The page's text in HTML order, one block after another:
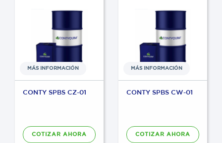
MÁS INFORMACIÓN
CONTY SPBS CZ-01
COTIZAR AHORA
MÁS INFORMACIÓN
CONTY SPBS CW-01
COTIZAR AHORA